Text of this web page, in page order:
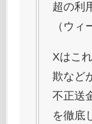
超の利
（ウィ
Xはこ
欺など
不正送
を徹底